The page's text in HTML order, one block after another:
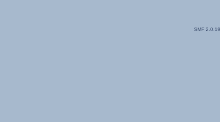
SMF 2.0.19